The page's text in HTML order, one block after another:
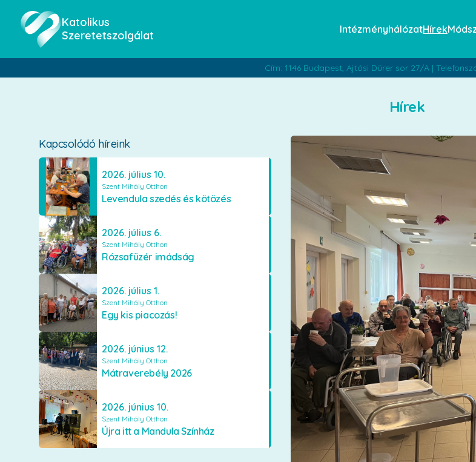
Katolikus
Szeretetszolgálat
IntézményhálózatHírek
Cím: 1146 Budapest, Ajtósi Dürer sor 27/A |
Hírek
Kapcsolódó híreink
2026. július 10.
Szent Mihály Otthon
Levendula szedés és kötözés
2026. július 6.
Szent Mihály Otthon
Rózsafüzér imádság
2026. július 1.
Szent Mihály Otthon
Egy kis piacozás!
2026. június 12.
Szent Mihály Otthon
Mátraverebély 2026
2026. június 10.
Szent Mihály Otthon
Újra itt a Mandula Színház